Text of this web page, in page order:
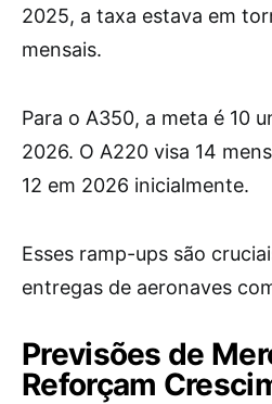
2025, a taxa estava em
mensais.
Para o A350, a meta é 10
2026. O A220 visa 14
12 em 2026 inicialmente.
Esses ramp-ups são
entregas de aeronaves
Previsões de
Reforçam